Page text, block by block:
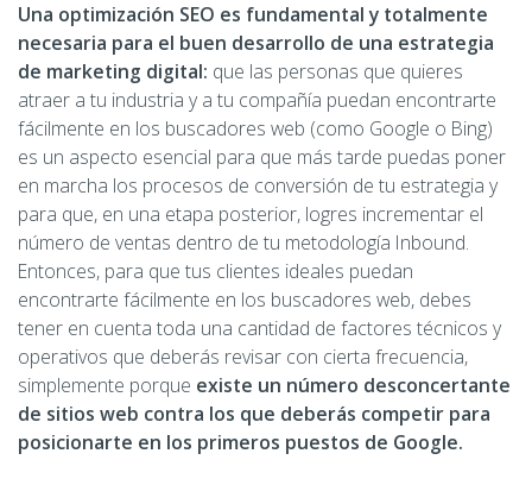
Una optimización SEO es fundamental y totalmente
necesaria para el buen desarrollo de una estrategia
de marketing digital: que las personas que quieres
atraer a tu industria y a tu compañía puedan encontrarte
fácilmente en los buscadores web (como Google o Bing)
es un aspecto esencial para que más tarde puedas poner
en marcha los procesos de conversión de tu estrategia y
para que, en una etapa posterior, logres incrementar el
número de ventas dentro de tu metodología Inbound.
Entonces, para que tus clientes ideales puedan
encontrarte fácilmente en los buscadores web, debes
tener en cuenta toda una cantidad de factores técnicos y
operativos que deberás revisar con cierta frecuencia,
simplemente porque existe un número desconcertante
de sitios web contra los que deberás competir para
posicionarte en los primeros puestos de Google.